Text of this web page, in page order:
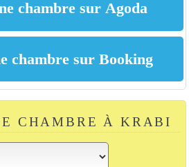
CHAMBRE À KRABI